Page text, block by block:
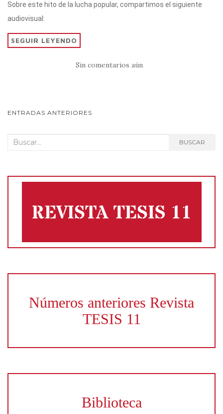
it
te
r
at
A
e
a
m
c
o
m
ti
Sobre este hito de la lucha popular, compartimos el siguiente
audiovisual:
SEGUIR LEYENDO
Sin comentarios aún
NAVEGACIÓN
POSTS
ENTRADAS ANTERIORES
Buscar: BUSCAR
Números anteriores Revista
TESIS 11
Biblioteca